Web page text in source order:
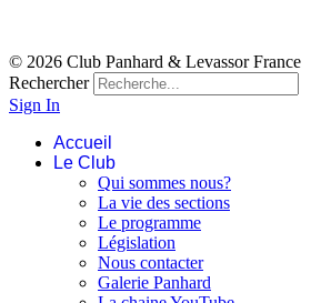
© 2026 Club Panhard & Levassor France
Rechercher
Sign In
Accueil
Le Club
Qui sommes nous?
La vie des sections
Le programme
Législation
Nous contacter
Galerie Panhard